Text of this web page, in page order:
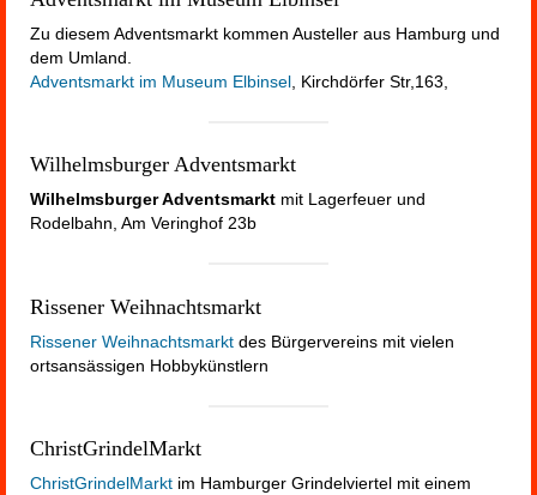
Zu diesem Adventsmarkt kommen Austeller aus Hamburg und
dem Umland.
Adventsmarkt im Museum Elbinsel, Kirchdörfer Str,163,
Wilhelmsburger Adventsmarkt
Wilhelmsburger Adventsmarkt mit Lagerfeuer und
Rodelbahn, Am Veringhof 23b
Rissener Weihnachtsmarkt
Rissener Weihnachtsmarkt des Bürgervereins mit vielen
ortsansässigen Hobbykünstlern
ChristGrindelMarkt
ChristGrindelMarkt im Hamburger Grindelviertel mit einem